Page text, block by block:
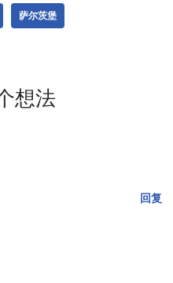
萨尔茨堡
想法
回复